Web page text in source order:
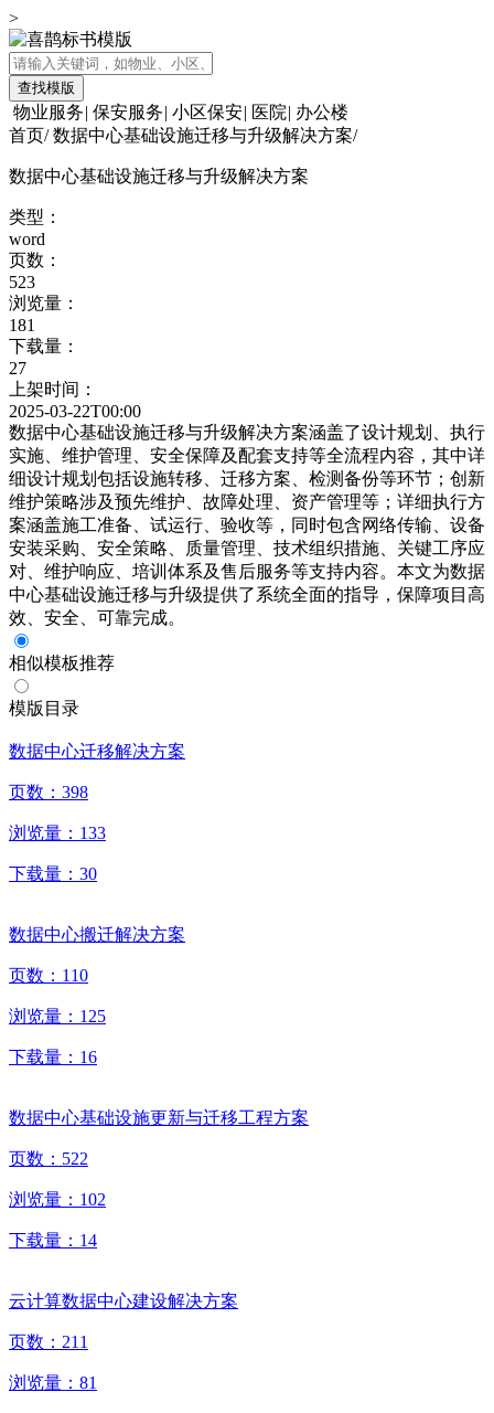
>
查找模版
物业服务| 保安服务| 小区保安| 医院| 办公楼
首页/ 数据中心基础设施迁移与升级解决方案/
数据中心基础设施迁移与升级解决方案
类型：
word
页数：
523
浏览量：
181
下载量：
27
上架时间：
2025-03-22T00:00
数据中心基础设施迁移与升级解决方案涵盖了设计规划、执行
实施、维护管理、安全保障及配套支持等全流程内容，其中详
细设计规划包括设施转移、迁移方案、检测备份等环节；创新
维护策略涉及预先维护、故障处理、资产管理等；详细执行方
案涵盖施工准备、试运行、验收等，同时包含网络传输、设备
安装采购、安全策略、质量管理、技术组织措施、关键工序应
对、维护响应、培训体系及售后服务等支持内容。本文为数据
中心基础设施迁移与升级提供了系统全面的指导，保障项目高
效、安全、可靠完成。
相似模板推荐
模版目录
数据中心迁移解决方案
页数： 398
浏览量： 133
下载量： 30
数据中心搬迁解决方案
页数： 110
浏览量： 125
下载量： 16
数据中心基础设施更新与迁移工程方案
页数： 522
浏览量： 102
下载量： 14
云计算数据中心建设解决方案
页数： 211
浏览量： 81